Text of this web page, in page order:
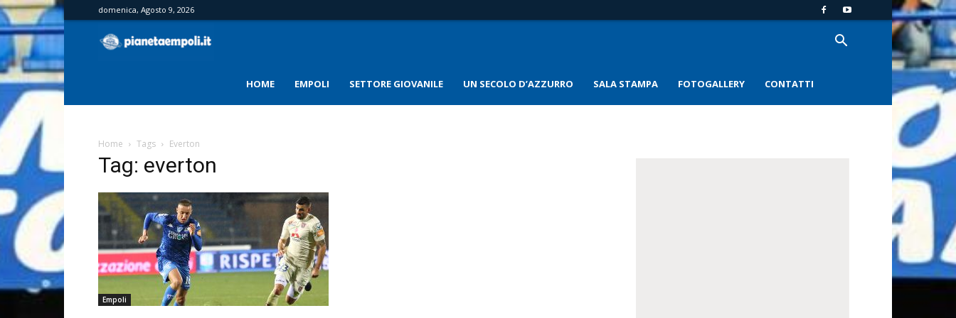
domenica, Agosto 9, 2026
HOME EMPOLI SETTORE GIOVANILE UN SECOLO D’AZZURRO SALA STAMPA FOTOGALLERY CONTATTI
Home Tags Everton
Tag: everton
Empoli